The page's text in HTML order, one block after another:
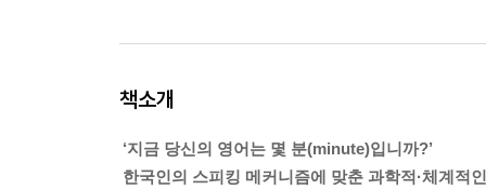
책소개
‘지금 당신의 영어는 몇 분(minute)입니까?’
한국인의 스피킹 메커니즘에 맞춘 과학적·체계적